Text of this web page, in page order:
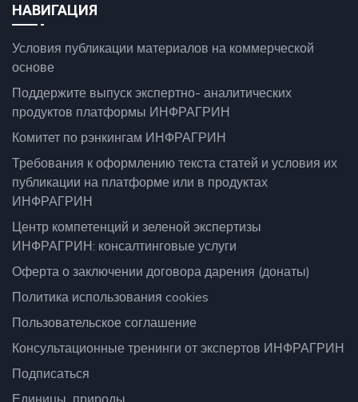
НАВИГАЦИЯ
Условия публикации материалов на коммерческой
основе
Поддержите выпуск экспертно- аналитических
продуктов платформы ИНФРАГРИН
Комитет по рэнкингам ИНФРАГРИН
Требования к оформлению текста статей и условия их
публикации на платформе или в продуктах
ИНФРАГРИН
Центр компетенций и зеленой экспертизы
ИНФРАГРИН: консалтинговые услуги
Оферта о заключении договора дарения (донаты)
Политика использования cookies
Пользовательское соглашение
Консультационные тренинги от экспертов ИНФРАГРИН
Подписаться
Единицы_природы